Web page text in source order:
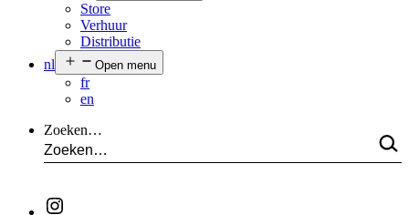
Store
Verhuur
Distributie
nl
Open menu
fr
en
Zoeken…